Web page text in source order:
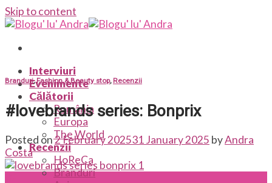
Skip to content
Interviuri
Evenimente
Călătorii
România
Europa
The World
Recenzii
HoReCa
Branduri
Branduri,Fashion & Beauty stop, Recenzii
#lovebrands series: Bonprix
Posted on2 February 202531 January 2025 byAndra
Costa